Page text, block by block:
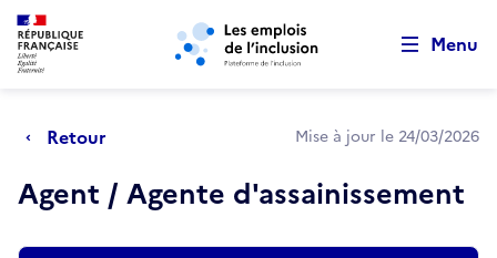
Aller au menu principal Aller au contenu principal
Menu
Retour Mise à jour le 24/03/2026
Agent / Agente d'assainissement
Retour au début de la page
Panneau de gestion des cookies